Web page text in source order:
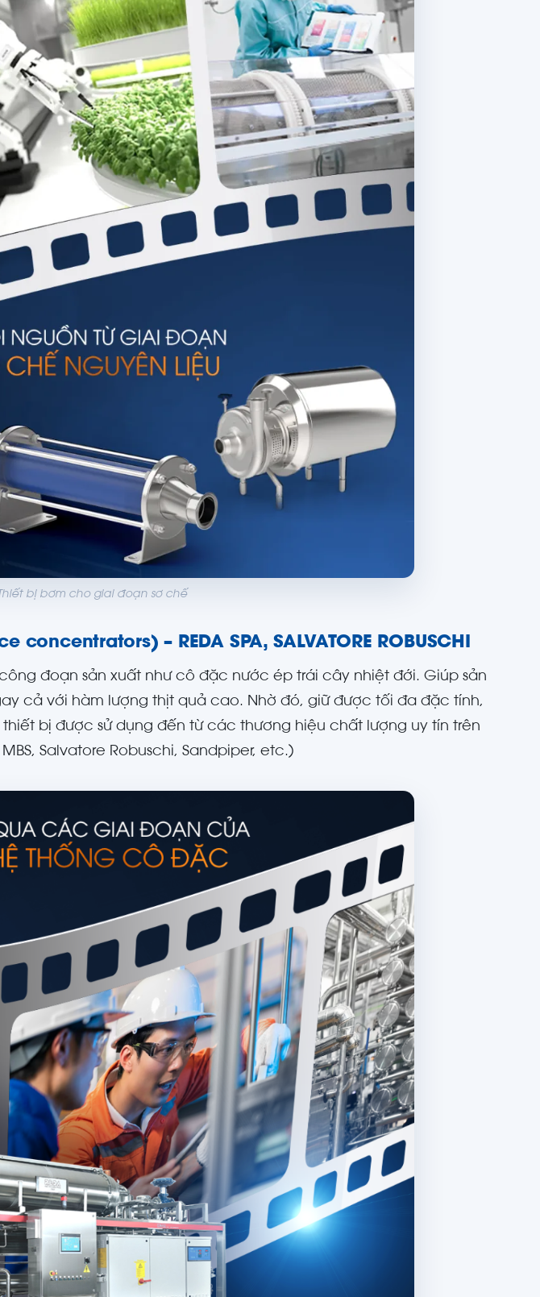
bị bơm cho giai đoạn sơ chế
– REDA SPA, SALVATORE ROBUSCHI
đoạn sản xuất như cô đặc nước ép trái cây nhiệt đới. Giúp sản
cả với hàm lượng thịt quả cao. Nhờ đó, giữ được tối đa đặc tính,
bị được sử dụng đến từ các thương hiệu chất lượng uy tín trên
MBS, Salvatore Robuschi, Sandpiper, etc.)